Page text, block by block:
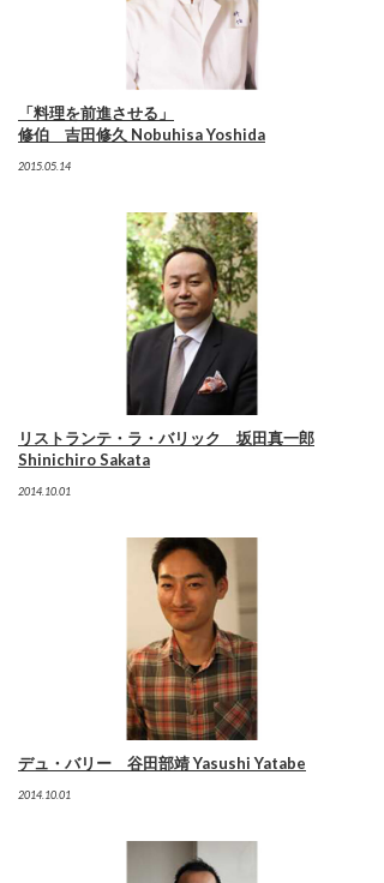
「料理を前進させる」
修伯 吉田修久 Nobuhisa Yoshida
2015.05.14
リストランテ・ラ・バリック 坂田真一郎
Shinichiro Sakata
2014.10.01
デュ・バリー 谷田部靖 Yasushi Yatabe
2014.10.01